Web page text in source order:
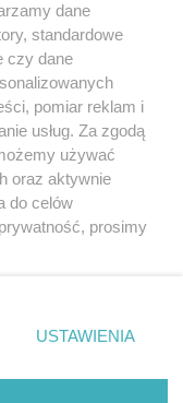
z portali
sięz nami
dane
standardowe
czy dane
pomiar reklam i
usług. Za zgodą
używać
oraz aktywnie
do celów
prosimy
rogu strony
nie wymagają
się
miały
USTAWIENIA